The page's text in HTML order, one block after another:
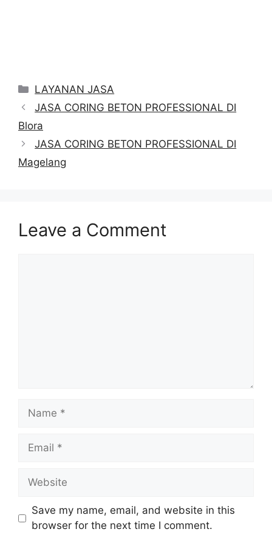
Categories
LAYANAN JASA
JASA CORING BETON PROFESSIONAL DI
Blora
JASA CORING BETON PROFESSIONAL DI
Magelang
Leave a Comment
Name
Email
Website
Save my name, email, and website in this
browser for the next time I comment.